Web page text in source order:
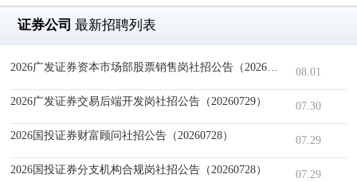
证券公司 最新招聘列表
2026广发证券资本市场部股票销售岗社招公告（20260731）08.01
2026广发证券交易后端开发岗社招公告（20260729） 07.30
2026国投证券财富顾问社招公告（20260728） 07.29
2026国投证券分支机构合规岗社招公告（20260728） 07.29